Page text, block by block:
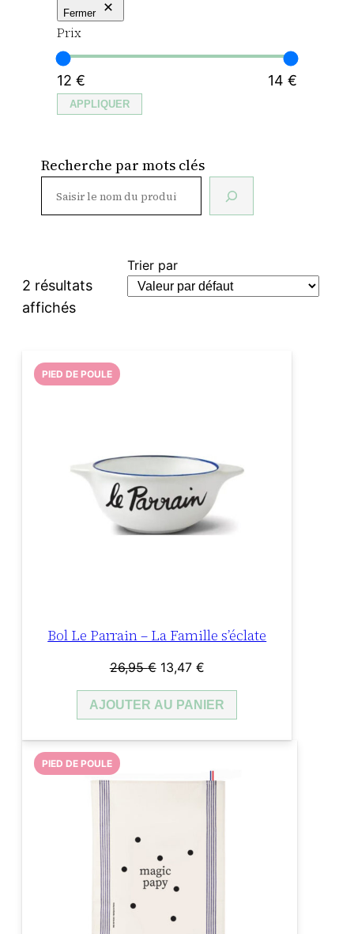
Fermer
Prix
12 € 14 €
APPLIQUER
Recherche par mots clés
2 résultats
affichés
Trier par
Bol Le Parrain – La Famille s’éclate
PIED DE POULE
26,95€ Le
initial
26,95 €.
13,47 €Le
actuel
13,47 €.
AJOUTER AU PANIER
PIED DE POULE